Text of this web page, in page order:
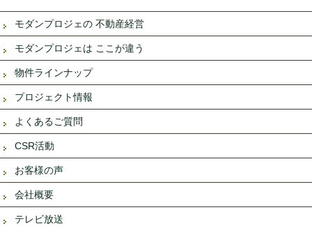
モダンプロジェの 不動産経営
モダンプロジェは ここが違う
物件ラインナップ
プロジェクト情報
よくあるご質問
CSR活動
お客様の声
会社概要
テレビ放送